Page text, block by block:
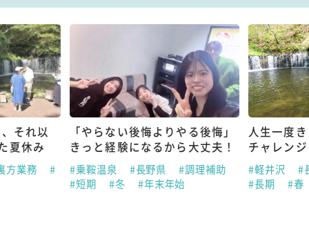
それ以
夏休み
方業務 #
「やらない後悔よりやる後悔」
きっと経験になるから大丈夫！
#乗鞍温泉 #長野県
#調理補助
#短期
#冬 #年末年始
人生一度
チャレン
#軽井沢
#
#長期
#春